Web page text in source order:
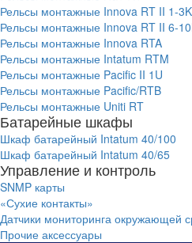
Рельсы монтажные Innova RT II 1-
Рельсы монтажные Innova RT II 6-
Рельсы монтажные Innova RTA
Рельсы монтажные Intatum RTM
Рельсы монтажные Pacific II 1U
Рельсы монтажные Pacific/RTB
Рельсы монтажные Uniti RT
Батарейные шкафы
Шкаф батарейный Intatum 40/100
Шкаф батарейный Intatum 40/65
Управление и контроль
SNMP карты
«Сухие контакты»
Датчики мониторинга окружающей
Прочие аксессуары